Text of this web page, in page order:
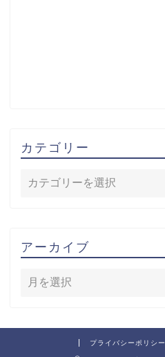
カテゴリー
アーカイブ
プライバシーポリシー